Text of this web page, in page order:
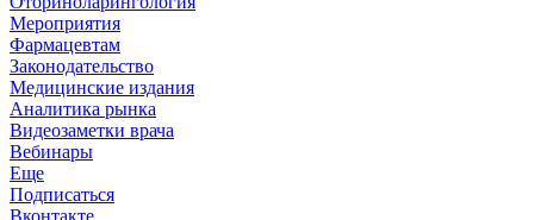
Мероприятия
Фармацевтам
Законодательство
Медицинские издания
Аналитика рынка
Видеозаметки врача
Вебинары
Еще
Подписаться
Вконтакте